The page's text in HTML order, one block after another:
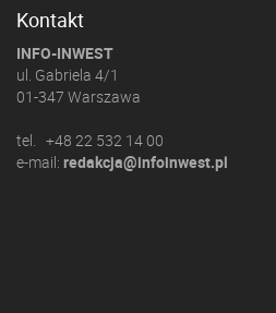
Kontakt
INFO-INWEST
ul. Gabriela 4/1
01-347 Warszawa
tel. +48 22 532 14 00
e-mail: redakcja@infoinwest.pl